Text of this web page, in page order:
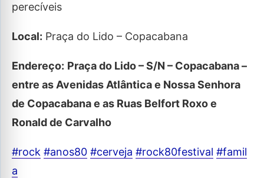
perecíveis
Local: Praça do Lido – Copacabana
Endereço: Praça do Lido – S/N – Copacabana –
entre as Avenidas Atlântica e Nossa Senhora
de Copacabana e as Ruas Belfort Roxo e
Ronald de Carvalho
#rock #anos80 #cerveja #rock80festival #famil
a